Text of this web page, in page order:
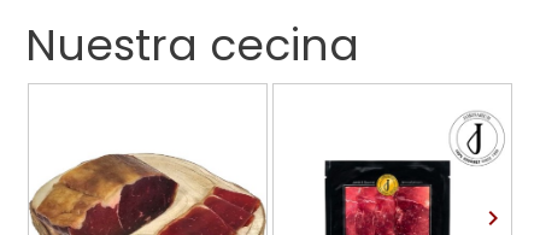
Nuestra cecina
